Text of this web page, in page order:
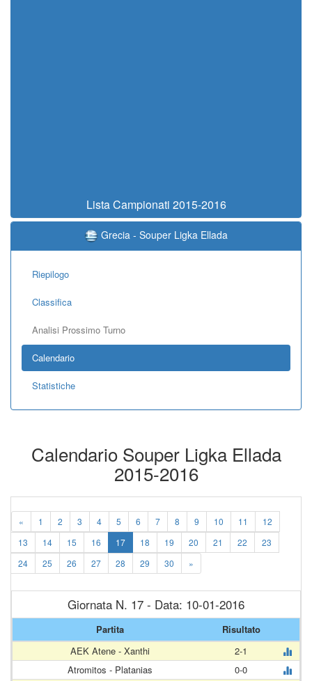
Lista Campionati 2015-2016
Grecia - Souper Ligka Ellada
Riepilogo
Classifica
Analisi Prossimo Turno
Calendario
Statistiche
Calendario Souper Ligka Ellada
2015-2016
« 1 2 3 4 5 6 7 8 9 10 11
12
13
14 15 16 17 18 19 20 21 22
23
24
25 26 27 28 29 30 »
Giornata N. 17 - Data: 10-01-2016
Partita
Risultato
AEK Atene - Xanthi
2-1
Atromitos - Platanias
0-0